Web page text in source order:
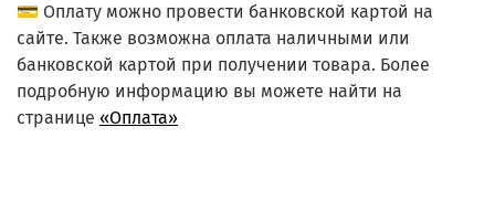
💳 Оплату можно провести банковской картой на
сайте. Также возможна оплата наличными или
банковской картой при получении товара. Более
подробную информацию вы можете найти на
странице «Оплата»